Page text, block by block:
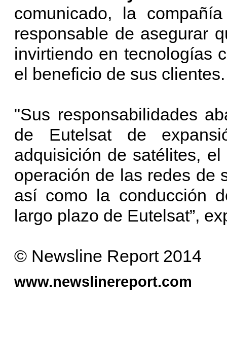
comunicado, la
responsable de asegurar
invirtiendo en tecnologías
el beneficio de sus clientes.
"Sus responsabilidades
de Eutelsat de
adquisición de satélites,
operación de las redes de
así como la conducción
largo plazo de Eutelsat”,
© Newsline Report 2014
www.newslinereport.com